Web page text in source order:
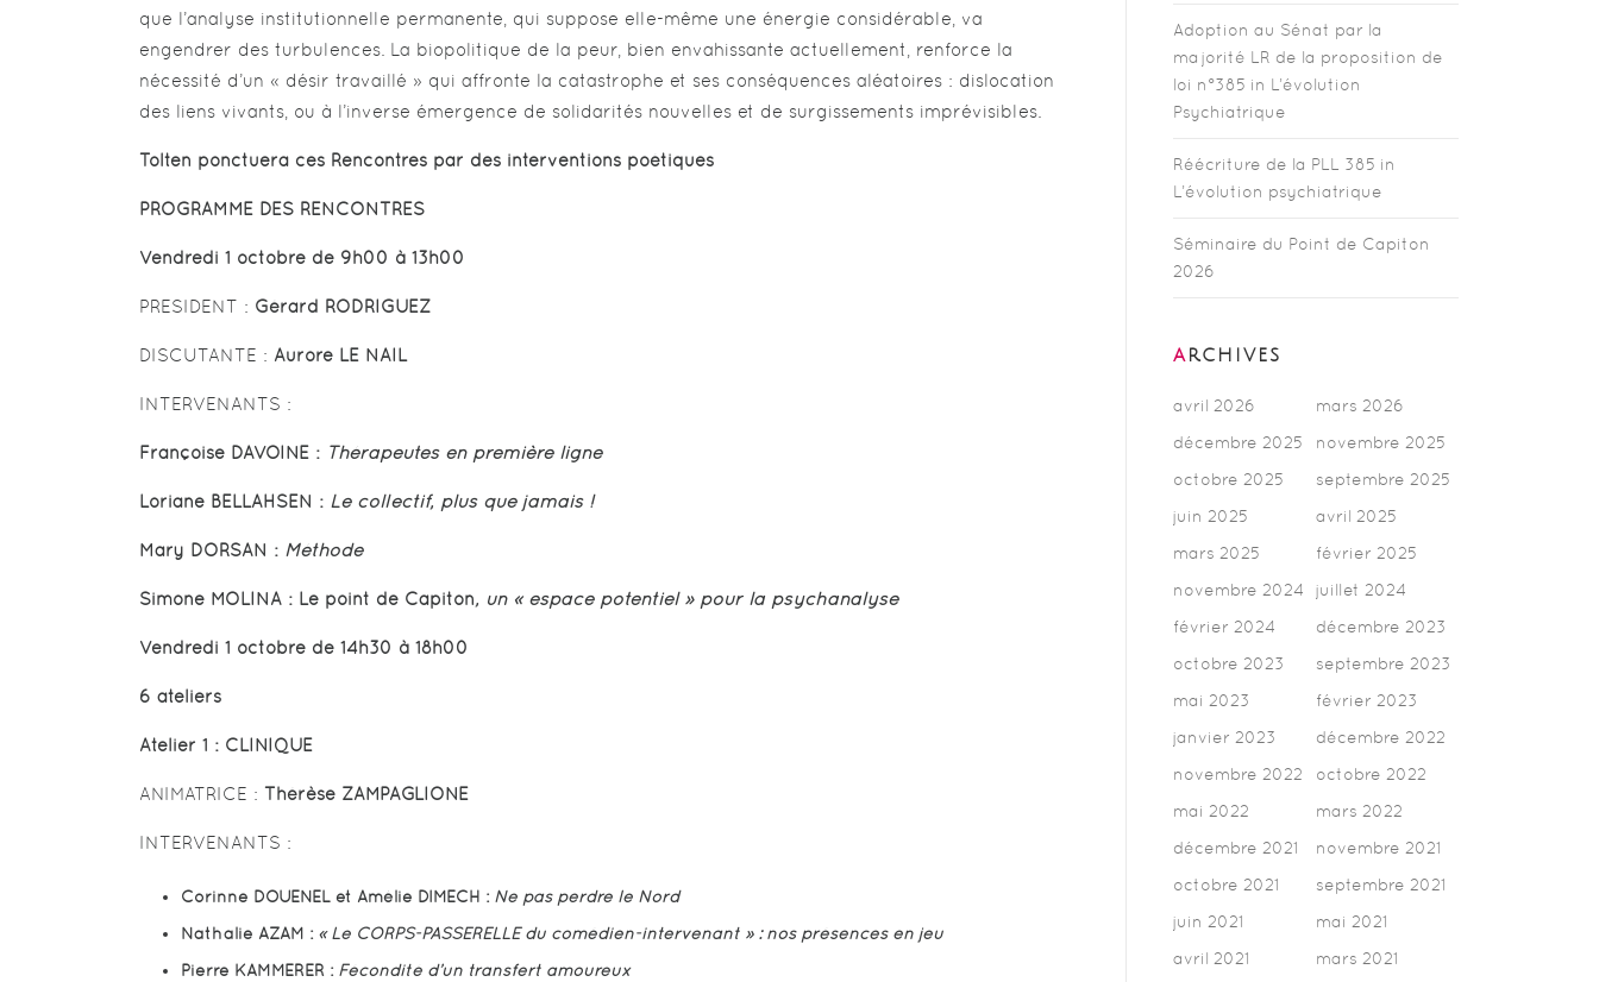
que l’analyse institutionnelle permanente, qui suppose elle-même une énergie considérable, va
engendrer des turbulences. La biopolitique de la peur, bien envahissante actuellement, renforce la
nécessité d’un « désir travaillé » qui affronte la catastrophe et ses conséquences aléatoires : dislocation
des liens vivants, ou à l’inverse émergence de solidarités nouvelles et de surgissements imprévisibles.
Tolten ponctuera ces Rencontres par des interventions poétiques
PROGRAMME DES RENCONTRES
Vendredi 1 octobre de 9h00 à 13h00
PRESIDENT : Gérard RODRIGUEZ
DISCUTANTE : Aurore LE NAIL
INTERVENANTS :
Françoise DAVOINE : Thérapeutes en première ligne
Loriane BELLAHSEN : Le collectif, plus que jamais !
Mary DORSAN : Méthode
Simone MOLINA : Le point de Capiton, un « espace potentiel » pour la psychanalyse
Vendredi 1 octobre de 14h30 à 18h00
6 ateliers
Atelier 1 : CLINIQUE
ANIMATRICE : Thérèse ZAMPAGLIONE
INTERVENANTS :
Corinne DOUENEL et Amélie DIMECH : Ne pas perdre le Nord
Nathalie AZAM : « Le CORPS-PASSERELLE du comédien-intervenant » : nos présences en jeu
Pierre KAMMERER : Fécondité d’un transfert amoureux
Adoption au Sénat par la
majorité LR de la proposition de
loi n°385 in L’évolution
Psychiatrique
Réécriture de la PLL 385 in
L’évolution psychiatrique
Séminaire du Point de Capiton
2026
ARCHIVES
avril 2026
mars 2026
décembre 2025
novembre 2025
octobre 2025
septembre 2025
juin 2025
avril 2025
mars 2025
février 2025
novembre 2024
juillet 2024
février 2024
décembre 2023
octobre 2023
septembre 2023
mai 2023
février 2023
janvier 2023
décembre 2022
novembre 2022
octobre 2022
mai 2022
mars 2022
décembre 2021
novembre 2021
octobre 2021
septembre 2021
juin 2021
mai 2021
avril 2021
mars 2021